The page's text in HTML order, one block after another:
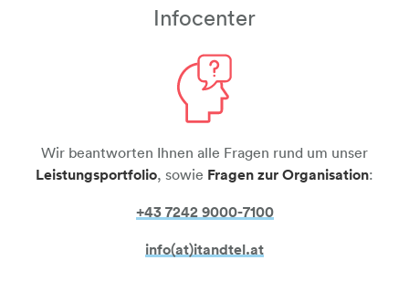
Infocenter
person-frage
Wir beantworten Ihnen alle Fragen rund um unser
Leistungsportfolio, sowie Fragen zur Organisation:
+43 7242 9000-7100​​​​​​​​​​​​​​​​​​​​​​​​​​​​
info(at)itandtel.at